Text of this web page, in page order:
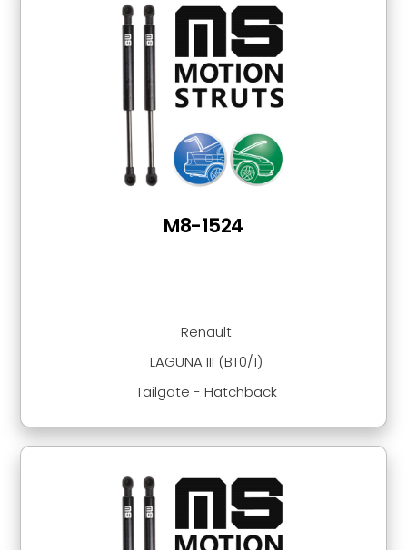
Renault
LAGUNA III (BT0/1)
Tailgate - Hatchback
M8-1524